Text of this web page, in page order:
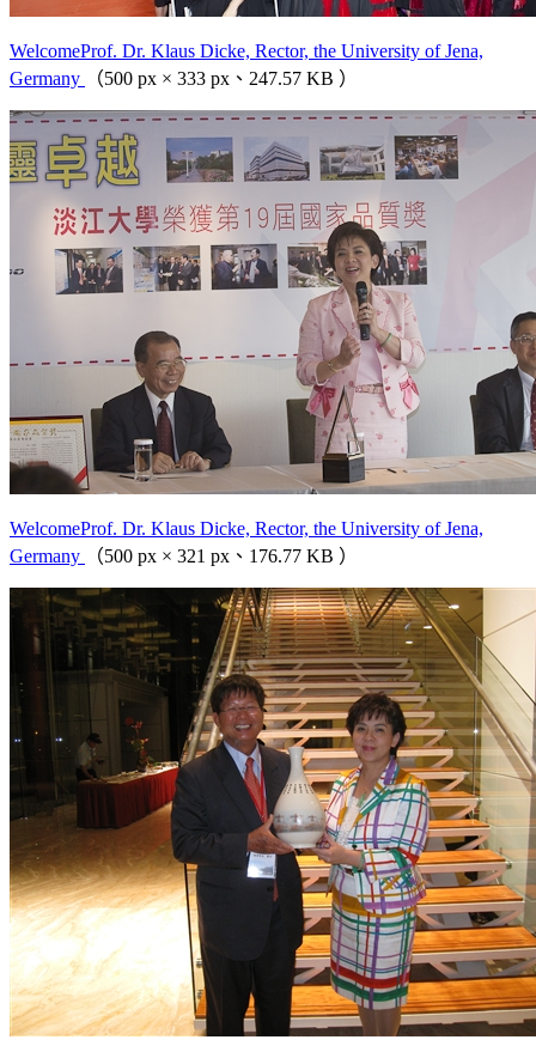
WelcomeProf. Dr. Klaus Dicke, Rector, the University of Jena,
Germany
（500 px × 333 px、247.57 KB ）
WelcomeProf. Dr. Klaus Dicke, Rector, the University of Jena,
Germany
（500 px × 321 px、176.77 KB ）